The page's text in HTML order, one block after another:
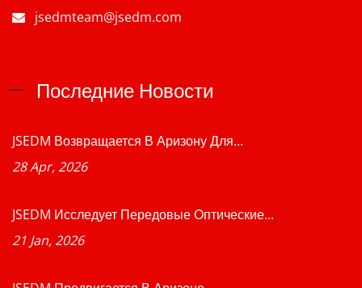
jsedmteam@jsedm.com
Последние Новости
JSEDM Возвращается В Аризону Для...
28 Apr, 2026
JSEDM Исследует Передовые Оптические...
21 Jan, 2026